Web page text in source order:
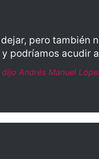
pero también
podríamos acudir a
dijo Andrés Manuel